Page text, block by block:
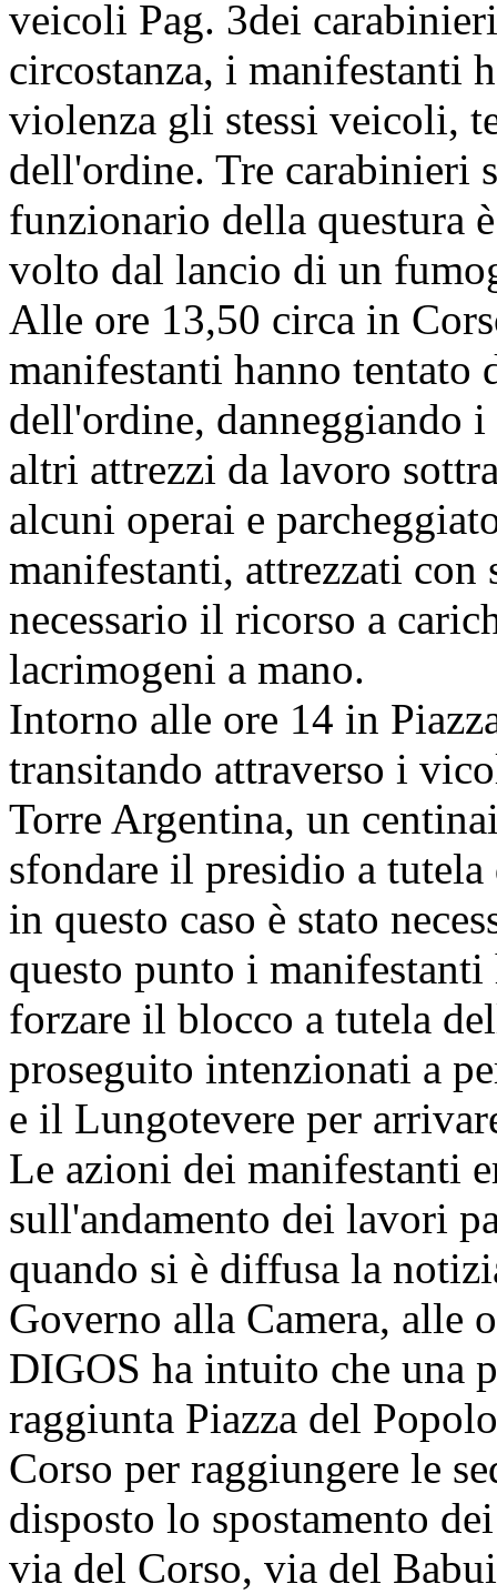
veicoli Pag. 3dei
circostanza, i manifestanti
violenza gli stessi veicoli,
dell'ordine. Tre carabinieri
funzionario della questura
volto dal lancio di un
Alle ore 13,50 circa in
manifestanti hanno tentato
dell'ordine, danneggiando
altri attrezzi da lavoro
alcuni operai e
manifestanti, attrezzati con
necessario il ricorso a
lacrimogeni a mano.
Intorno alle ore 14 in
transitando attraverso i
Torre Argentina, un
sfondare il presidio a
in questo caso è stato
questo punto i
forzare il blocco a tutela
proseguito intenzionati a
e il Lungotevere per
Le azioni dei manifestanti
sull'andamento dei lavori
quando si è diffusa la
Governo alla Camera, alle
DIGOS ha intuito che una
raggiunta Piazza del
Corso per raggiungere le
disposto lo spostamento
via del Corso, via del